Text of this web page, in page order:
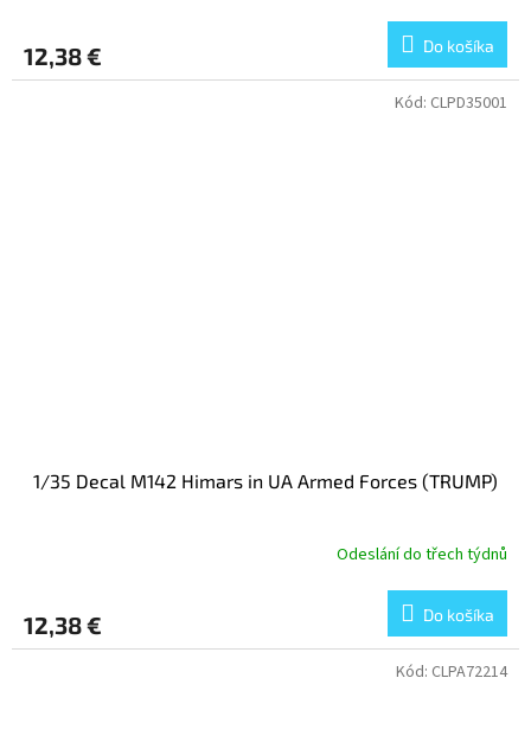
12,38 € Do košíka
1/35 Decal M142 Himars in UA Armed Forces (TRUMP)
Odeslání do třech týdnů
12,38 € Do košíka
Kód: CLPD35001
Kód: CLPA72214